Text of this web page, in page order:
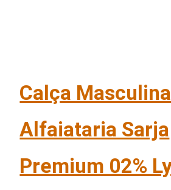
Calça Masculina
Alfaiataria Sarja
Premium 02%